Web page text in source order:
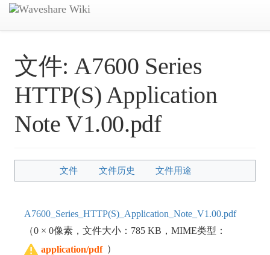
文件: A7600 Series
HTTP(S) Application
Note V1.00.pdf
文件 文件历史 文件用途
A7600_Series_HTTP(S)_Application_Note_V1.00.pdf
（0 × 0像素，文件大小：785 KB，MIME类型：
application/pdf ）